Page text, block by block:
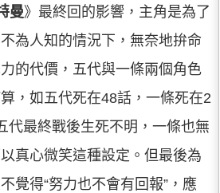
曼》最終回的影響，主角是為了
為人知的情況下，無奈地拚命
的代價，五代與一條兩個角色
，如五代死在48話，一條死在2
代最終戰後生死不明，一條也無
真心微笑這種設定。但最後為
覺得“努力也不會有回報”，應